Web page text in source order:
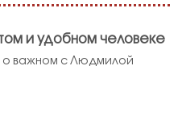
и удобном человеке
о важном с Людмилой